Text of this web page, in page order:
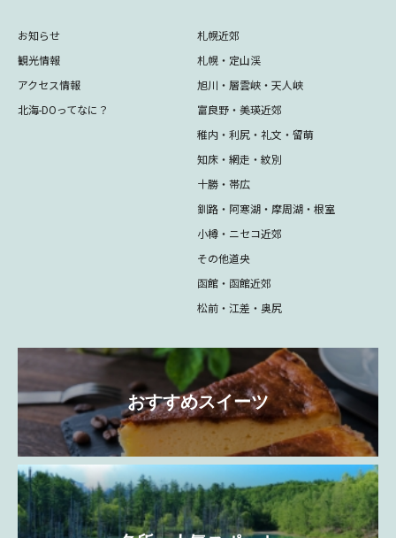
お知らせ
観光情報
アクセス情報
北海-DOってなに？
札幌近郊
札幌・定山渓
旭川・層雲峡・天人峡
富良野・美瑛近郊
稚内・利尻・礼文・留萌
知床・網走・紋別
十勝・帯広
釧路・阿寒湖・摩周湖・根室
小樽・ニセコ近郊
その他道央
函館・函館近郊
松前・江差・奥尻
おすすめスイーツ